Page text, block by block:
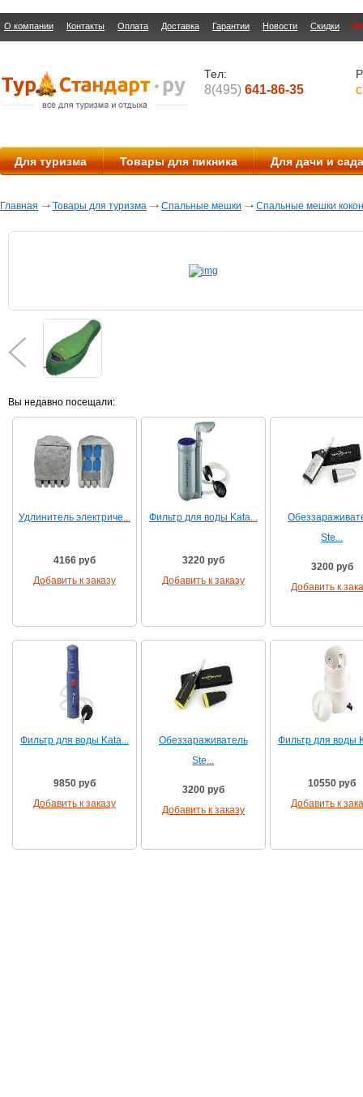
О компании Контакты Оплата Доставка Гарантии Новости Скидки
Тел:
8(495) 641-86-35
Для туризма Товары для пикника Для дачи и сада
Главная Товары для туризма Спальные мешки Спальные мешки
Вы недавно посещали:
Удлинитель электриче...
4166 руб
Добавить к заказу
Фильтр для воды Kata...
3220 руб
Добавить к заказу
Ste...
3200 руб
Добавить к
Фильтр для воды Kata...
9850 руб
Добавить к заказу
Обеззараживатель
Ste...
3200 руб
Добавить к заказу
Фильтр для воды
10550 руб
Добавить к